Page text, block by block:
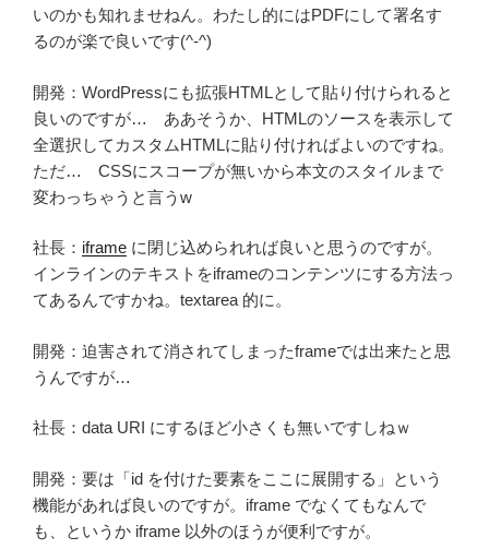
いのかも知れませねん。わたし的にはPDFにして署名す
るのが楽で良いです(^-^)
開発：WordPressにも拡張HTMLとして貼り付けられると
良いのですが… ああそうか、HTMLのソースを表示して
全選択してカスタムHTMLに貼り付ければよいのですね。
ただ… CSSにスコープが無いから本文のスタイルまで
変わっちゃうと言うw
社長： iframe に閉じ込められれば良いと思うのですが。
インラインのテキストをiframeのコンテンツにする方法っ
てあるんですかね。textarea 的に。
開発：迫害されて消されてしまったframeでは出来たと思
うんですが…
社長：data URI にするほど小さくも無いですしねｗ
開発：要は「id を付けた要素をここに展開する」という
機能があれば良いのですが。iframe でなくてもなんで
も、というか iframe 以外のほうが便利ですが。